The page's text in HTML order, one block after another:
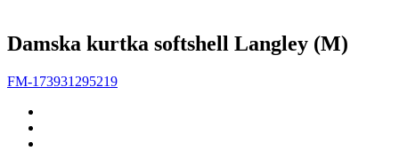
Damska kurtka softshell Langley (M)
FM-173931295219